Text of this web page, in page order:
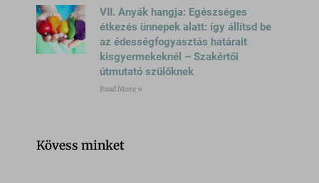
VII. Anyák hangja: Egészséges
étkezés ünnepek alatt: így állítsd be
az édességfogyasztás határait
kisgyermekeknél – Szakértői
útmutató szülőknek
Read More »
Kövess minket